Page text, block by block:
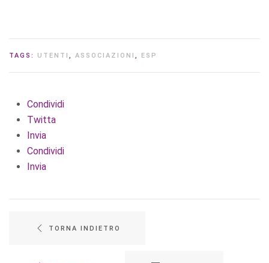
TAGS: UTENTI , ASSOCIAZIONI , ESP
Condividi
Twitta
Invia
Condividi
Invia
TORNA INDIETRO